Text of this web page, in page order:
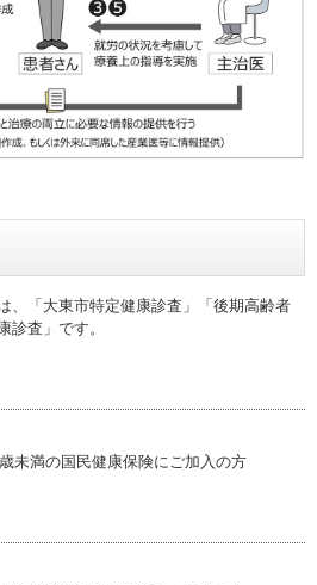
、「大東市特定健康診査」「後期高齢者
診査」です。
未満の国民健康保険にご加入の方